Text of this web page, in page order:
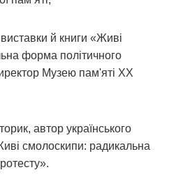
й книги «Живі
форма політичного
Музею пам'яті ХХ
автор українського
смолоскипи: радикальна